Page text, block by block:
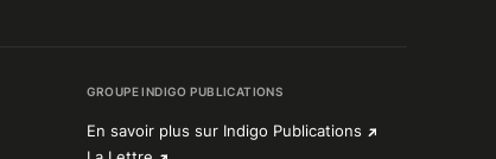
GROUPE INDIGO PUBLICATIONS
En savoir plus sur Indigo Publications